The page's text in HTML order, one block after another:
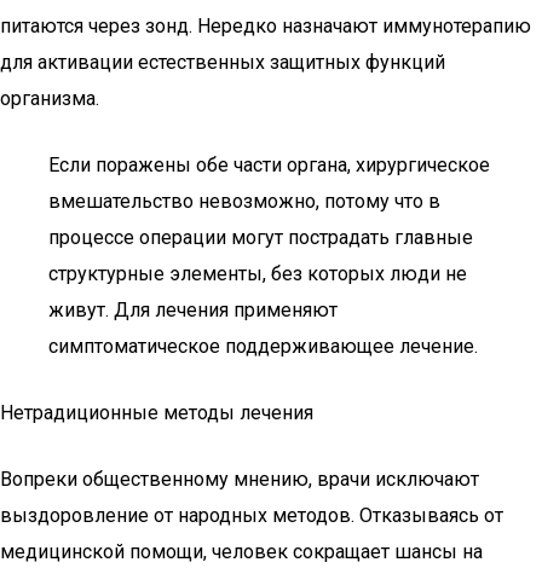
питаются через зонд. Нередко назначают иммунотерапию
для активации естественных защитных функций
организма.
Если поражены обе части органа, хирургическое
вмешательство невозможно, потому что в
процессе операции могут пострадать главные
структурные элементы, без которых люди не
живут. Для лечения применяют
симптоматическое поддерживающее лечение.
Нетрадиционные методы лечения
Вопреки общественному мнению, врачи исключают
выздоровление от народных методов. Отказываясь от
медицинской помощи, человек сокращает шансы на